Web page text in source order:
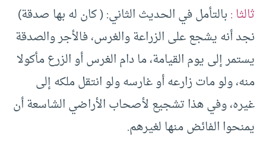
ثالثا :بالتأمل في الحديث الثاني: ( كان له بها صدقة)
نجد أنه يشجع على الزراعة والغرس، فالأجر والصدقة
يستمر إلى يوم القيامة، ما دام الغرس أو الزرع مأكولا
منه، ولو مات زارعه أو غارسه ولو انتقل ملكه إلى
غيره، وفي هذا تشجيع لأصحاب الأراضي الشاسعة أن
يمنحوا الفائض منها لغيرهم.